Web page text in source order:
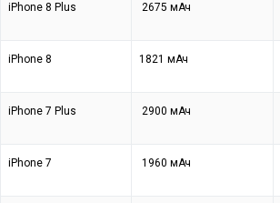
iPhone 8 Plus 2675 мАч
iPhone 8 1821 мАч
iPhone 7 Plus 2900 мАч
iPhone 7 1960 мАч